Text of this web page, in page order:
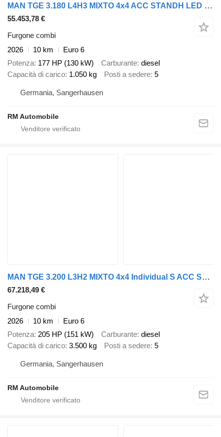
MAN TGE 3.180 L4H3 MIXTO 4x4 ACC STANDH LED KAMERA
55.453,78 €
Furgone combi
2026
10 km
Euro 6
Potenza 177 HP (130 kW) Carburante diesel
Capacità di carico 1.050 kg Posti a sedere 5
Germania, Sangerhausen
RM Automobile
MAN TGE 3.200 L3H2 MIXTO 4x4 Individual S ACC STHZ
67.218,49 €
Furgone combi
2026
10 km
Euro 6
Potenza 205 HP (151 kW) Carburante diesel
Capacità di carico 3.500 kg Posti a sedere 5
Germania, Sangerhausen
RM Automobile